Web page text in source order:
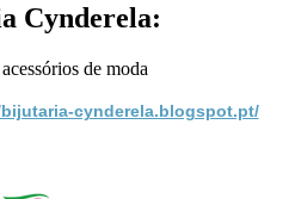
Cynderela:
de moda
cynderela.blogspot.pt/